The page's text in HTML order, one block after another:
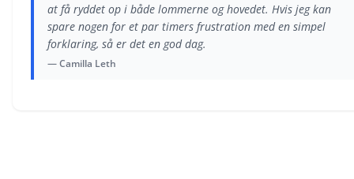
at få ryddet op i både lommerne og hovedet. Hvis jeg kan
spare nogen for et par timers frustration med en simpel
forklaring, så er det en god dag.
— Camilla Leth